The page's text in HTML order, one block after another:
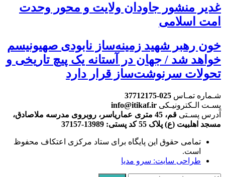
غدیر منشور جاودان ولایت و محور وحدت
امت اسلامی
خون رهبر شهید زمینه‌ساز نابودی صهیونیسم
خواهد شد / جهان در آستانه یک پیچ تاریخی و
تحولات سرنوشت‌ساز قرار دارد
شـماره تمـاس 025-37712175
پسـت الـکترونیـکی info@itikaf.ir
آدرس پسـتی
قم، 45 متری عماریاسر، روبروی مدرسه ملاصادق،
مسجد اهلبیت (ع) پلاک 55 کد پستی: 13989-37157
تمامی حقوق این پایگاه برای ستاد مرکزی اعتکاف محفوظ
است.
طراحی سایت: سرو مدیا